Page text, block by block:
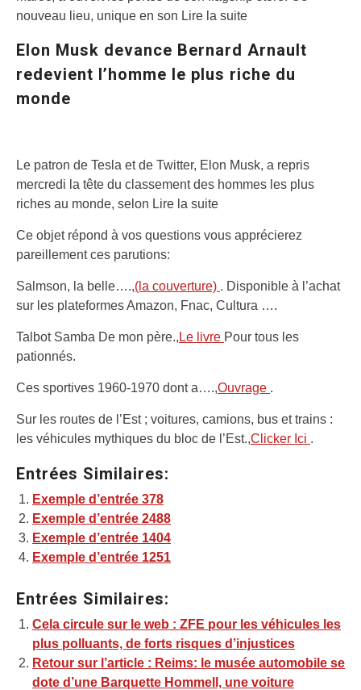
nouveau lieu, unique en son Lire la suite
Elon Musk devance Bernard Arnault
redevient l’homme le plus riche du
monde
Le patron de Tesla et de Twitter, Elon Musk, a repris
mercredi la tête du classement des hommes les plus
riches au monde, selon Lire la suite
Ce objet répond à vos questions vous apprécierez
pareillement ces parutions:
Salmson, la belle….,(la couverture) . Disponible à l’achat
sur les plateformes Amazon, Fnac, Cultura ….
Talbot Samba De mon père., Le livre Pour tous les
pationnés.
Ces sportives 1960-1970 dont a….,Ouvrage .
Sur les routes de l’Est ; voitures, camions, bus et trains :
les véhicules mythiques du bloc de l’Est.,Clicker Ici .
Entrées Similaires:
Exemple d’entrée 378
Exemple d’entrée 2488
Exemple d’entrée 1404
Exemple d’entrée 1251
Entrées Similaires:
Cela circule sur le web : ZFE pour les véhicules les
plus polluants, de forts risques d’injustices
Retour sur l’article : Reims: le musée automobile se
dote d’une Barquette Hommell, une voiture